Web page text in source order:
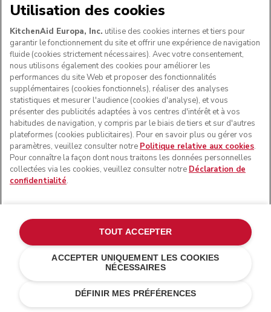
Sans batterie
Utilisation des cookies
KitchenAid Europa, Inc. utilise des cookies internes et tiers pour
garantir le fonctionnement du site et offrir une expérience de navigation
fluide (cookies strictement nécessaires). Avec votre consentement,
nous utilisons également des cookies pour améliorer les
performances du site Web et proposer des fonctionnalités
supplémentaires (cookies fonctionnels), réaliser des analyses
statistiques et mesurer l'audience (cookies d'analyse), et vous
présenter des publicités adaptées à vos centres d'intérêt et à vos
habitudes de navigation, y compris par le biais de tiers et sur d'autres
plateformes (cookies publicitaires). Pour en savoir plus ou gérer vos
paramètres, veuillez consulter notre Politique relative aux cookies.
Pour connaître la façon dont nous traitons les données personnelles
collectées via les cookies, veuillez consulter notre Déclaration de
confidentialité.
DÉFINIR MES PRÉFÉRENCES
ACCEPTER UNIQUEMENT LES COOKIES
NÉCESSAIRES
TOUT ACCEPTER